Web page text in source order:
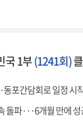
국 1부(1241회)
동포간담회로 일정 시
돌파···6개월 만에